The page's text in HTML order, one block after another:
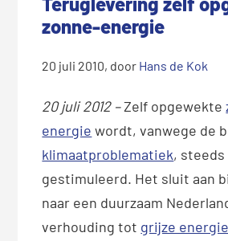
zonne-energie
20 juli 2010, door Hans de Kok
20 juli 2012 –Zelf opgewekte
energie wordt, vanwege de
klimaatproblematiek,
gestimuleerd. Het sluit aan
naar een duurzaam
verhouding tot grijze energie